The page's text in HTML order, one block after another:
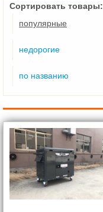
Сортировать товары:
популярные
недорогие
по названию